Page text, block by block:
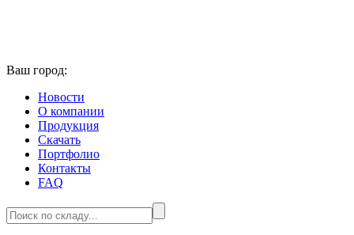
Ваш город:
Новости
О компании
Продукция
Скачать
Портфолио
Контакты
FAQ